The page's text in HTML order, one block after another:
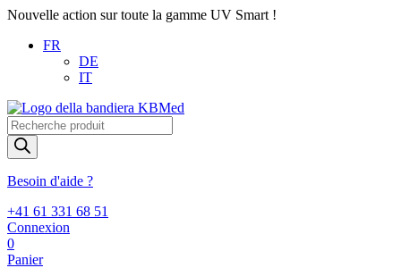
Nouvelle action sur toute la gamme UV Smart !
FR
DE
IT
Recherche
de
produits
Besoin d'aide ?
+41 61 331 68 51
Connexion
0
Panier